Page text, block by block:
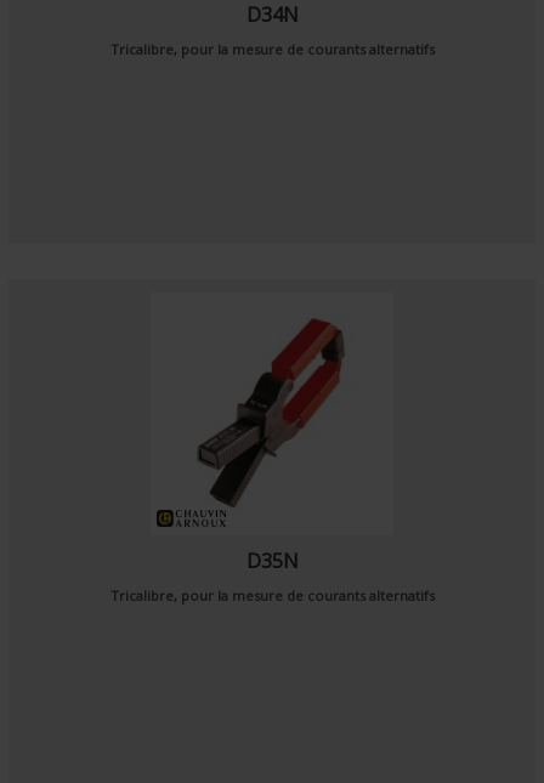
D34N
Tricalibre, pour la mesure de courants alternatifs
D35N
Tricalibre, pour la mesure de courants alternatifs